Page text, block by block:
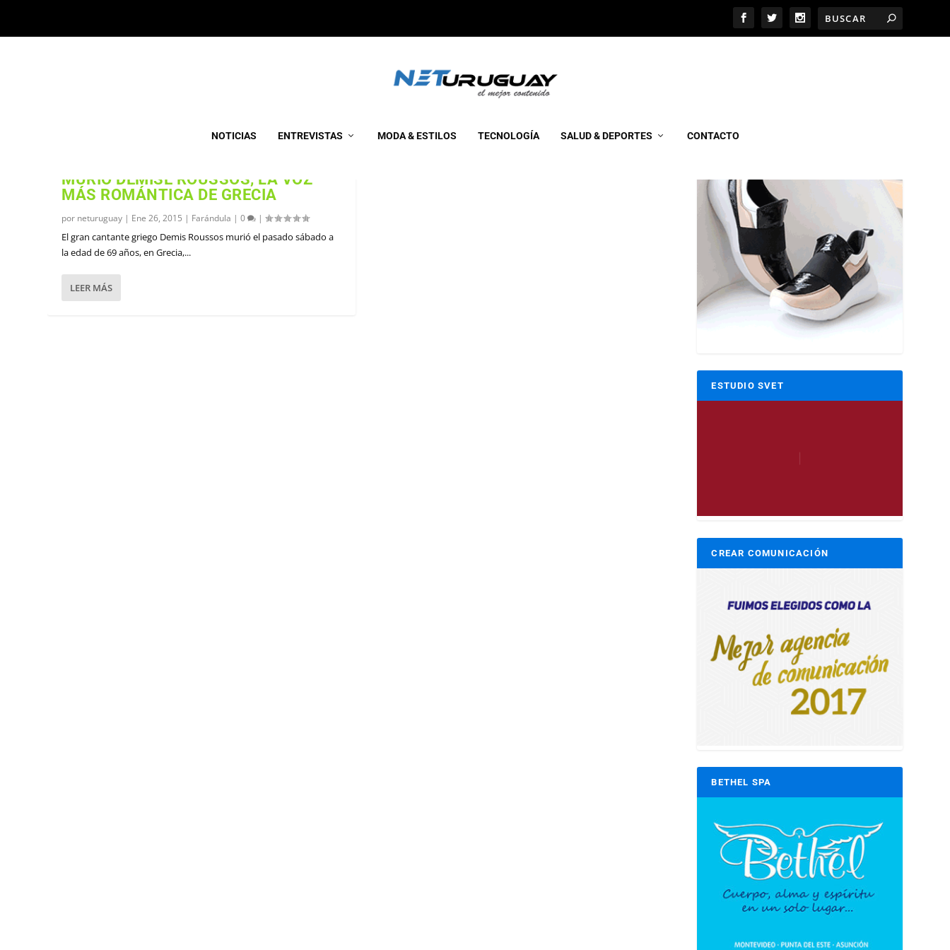
NOTICIAS ENTREVISTAS MODA & ESTILOS TECNOLOGÍA SALUD & DEPORTES CONTACTO
MURIÓ DEMISE ROUSSOS, LA VOZ
MÁS ROMÁNTICA DE GRECIA
por neturuguay | Ene 26, 2015 | Farándula |0 |
El gran cantante griego Demis Roussos murió el pasado sábado a
la edad de 69 años, en Grecia,...
LEER MÁS
ESTUDIO SVET
CREAR COMUNICACIÓN
BETHEL SPA